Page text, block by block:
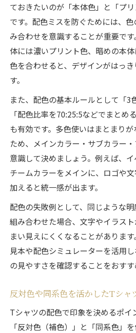
ておきたいのが「本体色」と「プ
です。配色ミスを防ぐためには、
み合わせを意識することが重要で
体には濃いプリント色、暗めの本
色を合わせると、デザインがはっ
す。
また、配色の基本ルールとして「3
「配色比率を70:25:5などでまとめ
も有効です。多色使いはまとまり
ため、メインカラー・サブカラー
意識して決めましょう。例えば、
チームカラーをメインに、ロゴや
加えると統一感が出ます。
配色の失敗例として、同じような
組み合わせた場合、文字やイラス
まい見えにくくなることがありま
見本や配色シミュレーターを活用
の見やすさを確認することをおすす
反対色や同系色を活かしたTシャ
Tシャツの配色で印象を決めるポイ
「反対色（補色）」と「同系色」